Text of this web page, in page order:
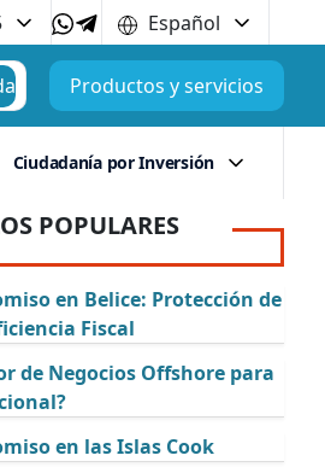
Español
Productos y servicios
Ciudadanía por Inversión
POPULARES
en Belice: Protección de
Fiscal
de Negocios Offshore para
en las Islas Cook